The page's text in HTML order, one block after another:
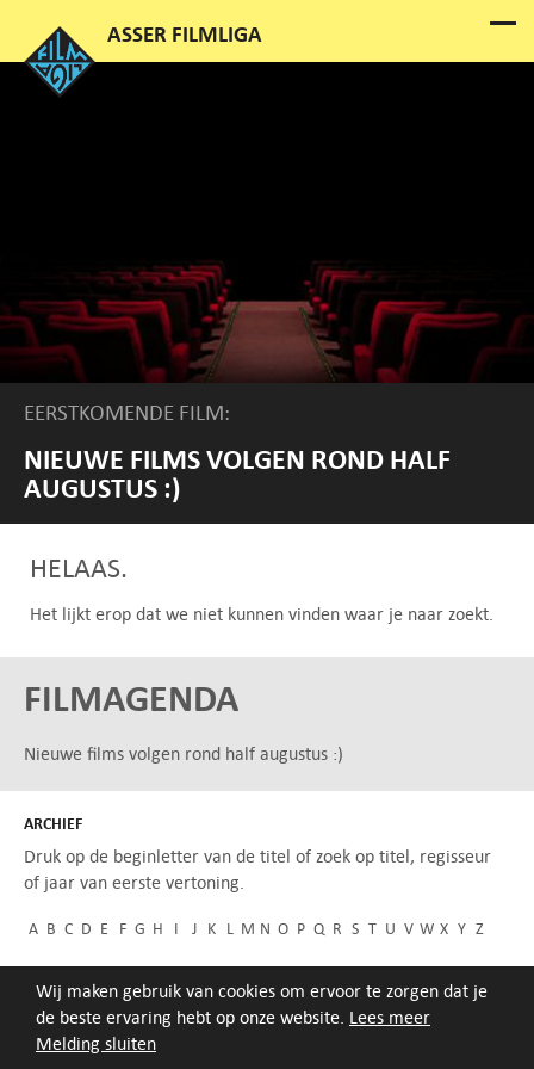
Melding sluiten
Wij maken gebruik van cookies om ervoor te zorgen dat je
de beste ervaring hebt op onze website. Lees meer
EERSTKOMENDE FILM:
NIEUWE FILMS VOLGEN ROND HALF
AUGUSTUS :)
HELAAS.
Het lijkt erop dat we niet kunnen vinden waar je naar zoekt.
FILMAGENDA
Nieuwe films volgen rond half augustus :)
ARCHIEF
Druk op de beginletter van de titel of zoek op titel, regisseur
of jaar van eerste vertoning.
A B C D E F G H I J K L M N O P Q R S T U V W X Y Z